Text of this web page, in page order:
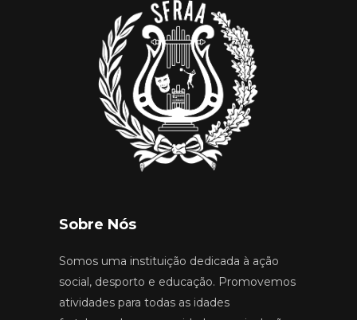
Sobre Nós
Somos uma instituição dedicada à ação
social, desporto e educação. Promovemos
atividades para todas as idades